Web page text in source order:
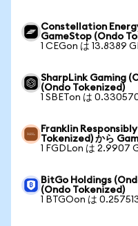
Constellation
GameStop (Ondo
1 CEGon は 13.8389
SharpLink Gaming
(Ondo Tokenized)
1 SBETon は
Franklin
Tokenized) から
1 FGDLon は 2.9907
BitGo Holdings
(Ondo Tokenized)
1 BTGOon は